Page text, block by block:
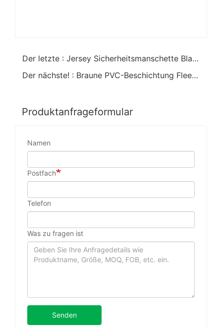
Der letzte : Jersey Sicherheitsmanschette Blau NBR Vollhandschuh
Der nächste! : Braune PVC-Beschichtung Fleece Thermisch gefütterte warme Handschuhe
Produktanfrageformular
Namen
Postfach
Telefon
Was zu fragen ist
Senden